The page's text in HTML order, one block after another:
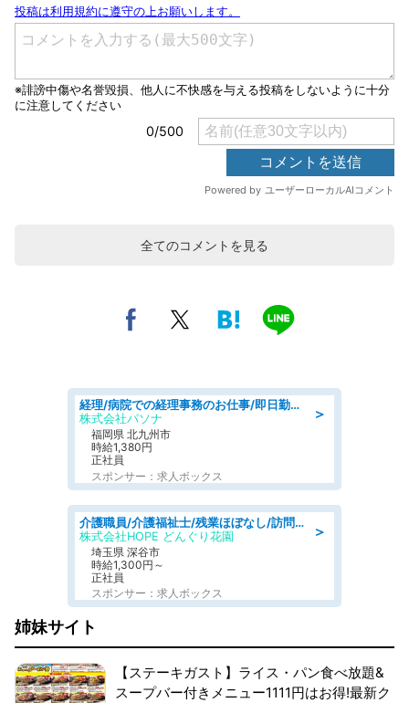
全てのコメントを見る
＞
経理/病院での経理事務のお仕事/即日勤務可/車通勤可/経理/一般事務
株式会社パソナ
福岡県 北九州市
時給1,380円
正社員
スポンサー：求人ボックス
＞
介護職員/介護福祉士/残業ほぼなし/訪問介護の介護士
株式会社HOPE どんぐり花園
埼玉県 深谷市
時給1,300円～
正社員
スポンサー：求人ボックス
姉妹サイト
【ステーキガスト】ライス・パン食べ放題&
スープバー付きメニュー1111円はお得!最新ク